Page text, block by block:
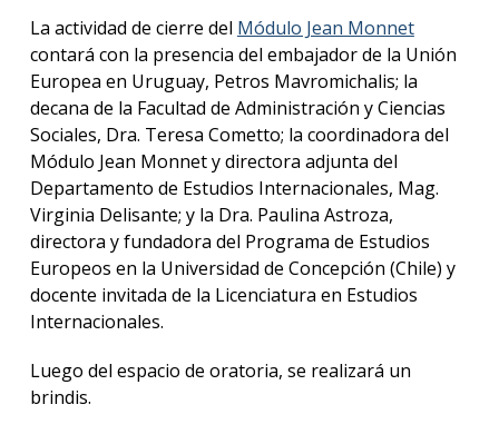
La actividad de cierre del Módulo Jean Monnet
contará con la presencia del embajador de la Unión
Europea en Uruguay, Petros Mavromichalis; la
decana de la Facultad de Administración y Ciencias
Sociales, Dra. Teresa Cometto; la coordinadora del
Módulo Jean Monnet y directora adjunta del
Departamento de Estudios Internacionales, Mag.
Virginia Delisante; y la Dra. Paulina Astroza,
directora y fundadora del Programa de Estudios
Europeos en la Universidad de Concepción (Chile) y
docente invitada de la Licenciatura en Estudios
Internacionales.
Luego del espacio de oratoria, se realizará un
brindis.